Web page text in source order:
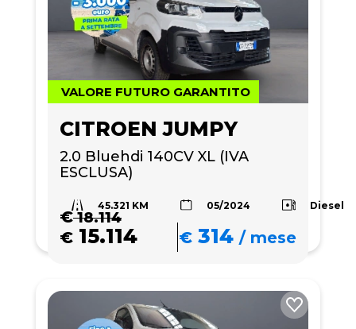
VALORE FUTURO GARANTITO
CITROEN JUMPY
2.0 Bluehdi 140CV XL (IVA
ESCLUSA)
45.321 KM 05/2024 Diesel
€18.114
€ 15.114 € 314 /mese